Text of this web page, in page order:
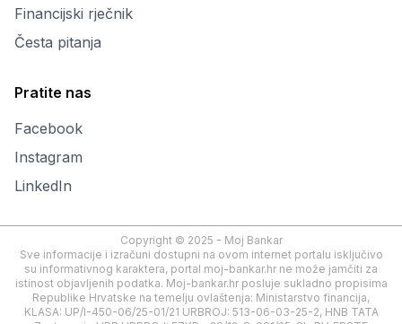
Financijski rječnik
Česta pitanja
Pratite nas
Facebook
Instagram
LinkedIn
Copyright © 2025 - Moj Bankar
Sve informacije i izračuni dostupni na ovom internet portalu isključivo
su informativnog karaktera, portal moj-bankar.hr ne može jamčiti za
istinost objavljenih podatka. Moj-bankar.hr posluje sukladno propisima
Republike Hrvatske na temelju ovlaštenja: Ministarstvo financija,
KLASA: UP/I-450-06/25-01/21 URBROJ: 513-06-03-25-2, HNB TATA